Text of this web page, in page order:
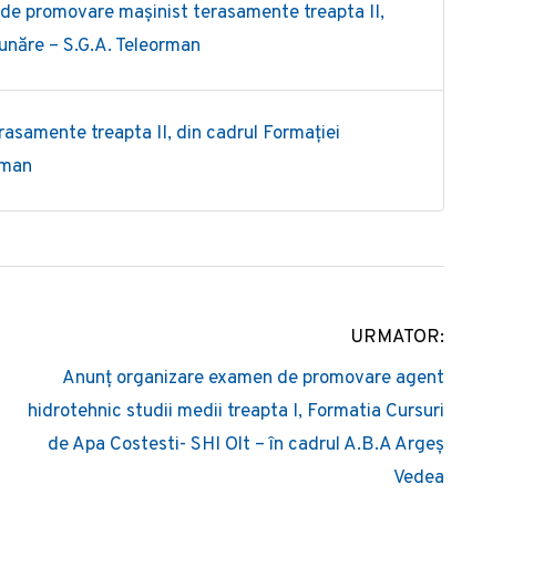
promovare mașinist terasamente treapta II,
– S.G.A. Teleorman
treapta II, din cadrul Formației
URMATOR:
Anunț organizare examen de promovare agent
hidrotehnic studii medii treapta I, Formatia Cursuri
de Apa Costesti- SHI Olt – în cadrul A.B.A Argeș
Vedea